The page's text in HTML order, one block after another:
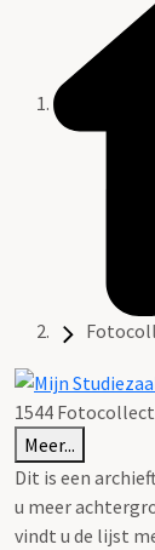
1544
Meer...
Dit is een
u meer
vindt u de lijst